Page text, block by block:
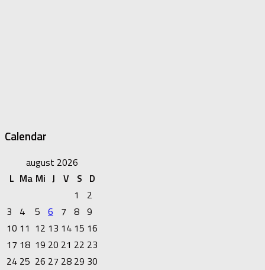
Calendar
august 2026
L Ma Mi J V S D
1
2
3
4 5 6 7 8 9
10 11 12 13 14 15 16
17 18 19 20 21 22 23
24 25 26 27 28 29 30